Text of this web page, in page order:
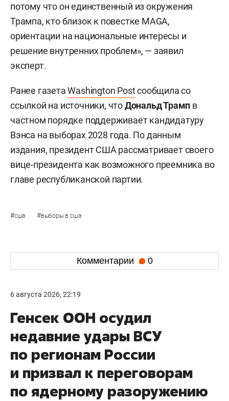
потому что он единственный из окружения
Трампа, кто близок к повестке MAGA,
ориентации на национальные интересы и
решение внутренних проблем», — заявил
эксперт.
Ранее газетаWashington Postсообщила со
ссылкой на источники, чтоДональд Трамп в
частном порядке поддерживает кандидатуру
Вэнса на выборах 2028 года. По данным
издания, президент США рассматривает своего
вице-президента как возможного преемника во
главе республиканской партии.
#сша #выборы в сша
Комментарии 0
6 августа 2026, 22:19
Генсек ООН осудил
недавние удары ВСУ
по регионам России
и призвал к переговорам
по ядерному разоружению